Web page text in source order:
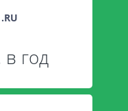
.RU
год